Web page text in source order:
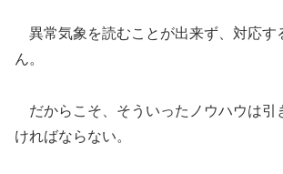
異常気象を読むことが出来ず、対応す
ん。
だからこそ、そういったノウハウは引
ければならない。